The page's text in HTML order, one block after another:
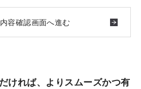
ければ、よりスムーズかつ有